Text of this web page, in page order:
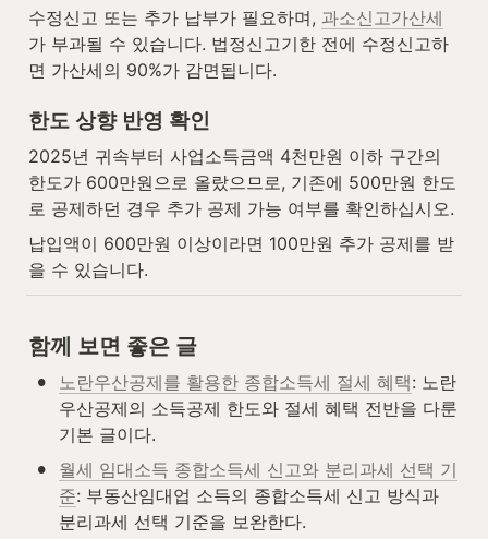
수정신고 또는 추가 납부가 필요하며, 과소신고가산세
가 부과될 수 있습니다. 법정신고기한 전에 수정신고하
면 가산세의 90%가 감면됩니다.
한도 상향 반영 확인
2025년 귀속부터 사업소득금액 4천만원 이하 구간의
한도가 600만원으로 올랐으므로, 기존에 500만원 한도
로 공제하던 경우 추가 공제 가능 여부를 확인하십시오.
납입액이 600만원 이상이라면 100만원 추가 공제를 받
을 수 있습니다.
함께 보면 좋은 글
• 노란우산공제를 활용한 종합소득세 절세 혜택: 노란
우산공제의 소득공제 한도와 절세 혜택 전반을 다룬
기본 글이다.
•
월세 임대소득 종합소득세 신고와 분리과세 선택 기
준: 부동산임대업 소득의 종합소득세 신고 방식과
분리과세 선택 기준을 보완한다.